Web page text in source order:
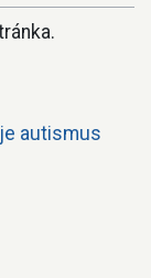
autismus